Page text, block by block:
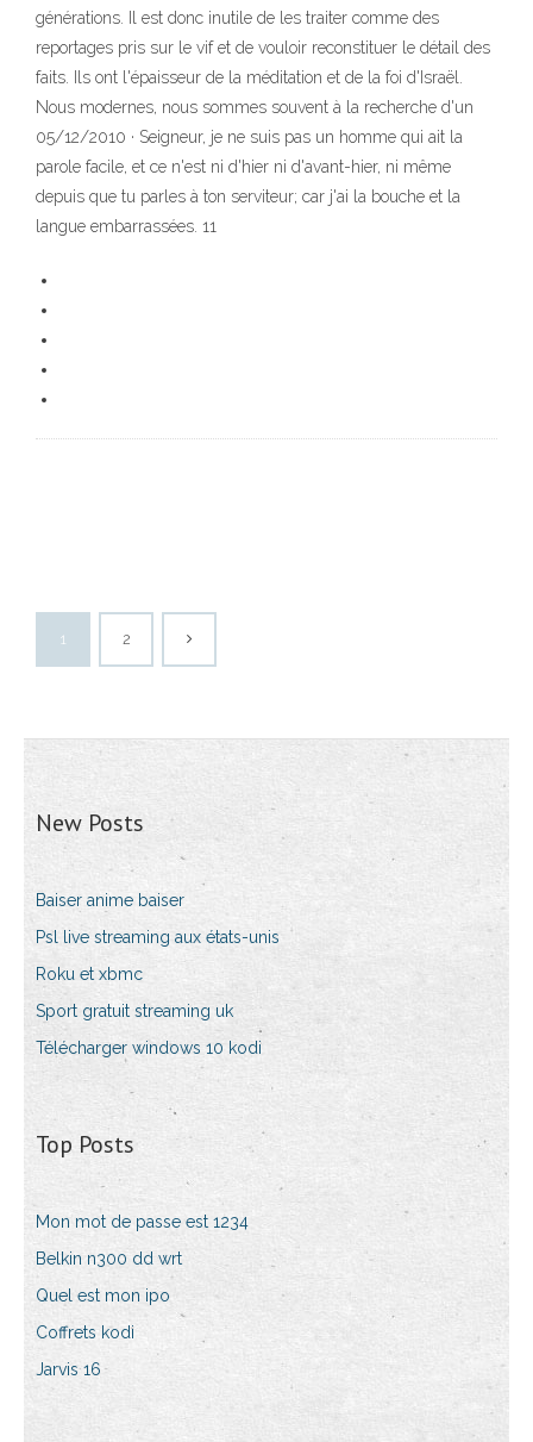
générations. Il est donc inutile de les traiter comme des
reportages pris sur le vif et de vouloir reconstituer le détail des
faits. Ils ont l'épaisseur de la méditation et de la foi d'Israël.
Nous modernes, nous sommes souvent à la recherche d'un
05/12/2010 · Seigneur, je ne suis pas un homme qui ait la
parole facile, et ce n'est ni d'hier ni d'avant-hier, ni même
depuis que tu parles à ton serviteur; car j'ai la bouche et la
langue embarrassées. 11
1 2
New Posts
Baiser anime baiser
Psl live streaming aux états-unis
Roku et xbmc
Sport gratuit streaming uk
Télécharger windows 10 kodi
Top Posts
Mon mot de passe est 1234
Belkin n300 dd wrt
Quel est mon ipo
Coffrets kodi
Jarvis 16